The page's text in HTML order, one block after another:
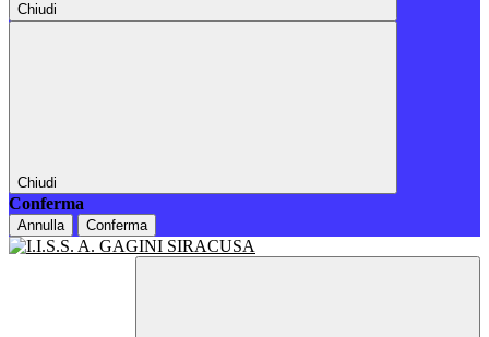
Chiudi
Chiudi
Conferma
Annulla Conferma